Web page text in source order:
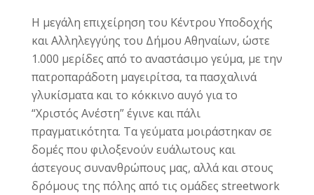
Η μεγάλη επιχείρηση του Κέντρου Υποδοχής
και Αλληλεγγύης του Δήμου Αθηναίων, ώστε
1.000 μερίδες από το αναστάσιμο γεύμα, με την
πατροπαράδοτη μαγειρίτσα, τα πασχαλινά
γλυκίσματα και το κόκκινο αυγό για το
“Χριστός Ανέστη” έγινε και πάλι
πραγματικότητα. Τα γεύματα μοιράστηκαν σε
δομές που φιλοξενούν ευάλωτους και
άστεγους συνανθρώπους μας, αλλά και στους
δρόμους της πόλης από τις ομάδες streetwork